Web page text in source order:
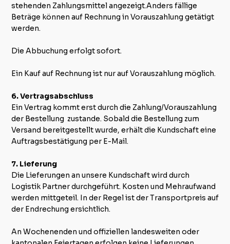
stehenden Zahlungsmittel angezeigt.Anders fällige
Beträge können auf Rechnung in Vorauszahlung getätigt
werden.
Die Abbuchung erfolgt sofort.
Ein Kauf auf Rechnung ist nur auf Vorauszahlung möglich.
6. Vertragsabschluss
Ein Vertrag kommt erst durch die Zahlung/Vorauszahlung
der Bestellung zustande. Sobald die Bestellung zum
Versand bereitgestellt wurde, erhält die Kundschaft eine
Auftragsbestätigung per E-Mail.
7. Lieferung
Die Lieferungen an unsere Kundschaft wird durch
Logistik Partner durchgeführt. Kosten und Mehraufwand
werden mittgeteil. In der Regel ist der Transportpreis auf
der Endrechung ersichtlich.
An Wochenenden und offiziellen landesweiten oder